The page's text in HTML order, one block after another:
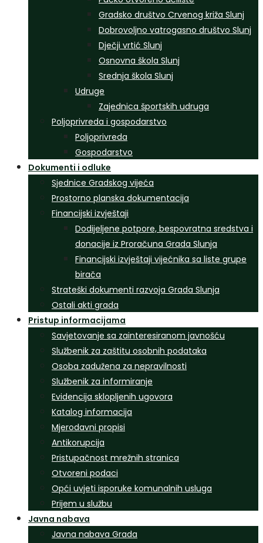
Gradsko društvo Crvenog križa Slunj
Dobrovoljno vatrogasno društvo Slunj
Dječji vrtić Slunj
Osnovna škola Slunj
Srednja škola Slunj
Udruge
Zajednica športskih udruga
Poljoprivreda i gospodarstvo
Poljoprivreda
Gospodarstvo
Dokumenti i odluke
Sjednice Gradskog vijeća
Prostorno planska dokumentacija
Financijski izvještaji
Dodijeljene potpore, bespovratna sredstva i
donacije iz Proračuna Grada Slunja
Financijski izvještaji vijećnika sa liste grupe
birača
Strateški dokumenti razvoja Grada Slunja
Ostali akti grada
Pristup informacijama
Savjetovanje sa zainteresiranom javnošću
Službenik za zaštitu osobnih podataka
Osoba zadužena za nepravilnosti
Službenik za informiranje
Evidencija sklopljenih ugovora
Katalog informacija
Mjerodavni propisi
Antikorupcija
Pristupačnost mrežnih stranica
Otvoreni podaci
Opći uvjeti isporuke komunalnih usluga
Prijem u službu
Javna nabava
Javna nabava Grada